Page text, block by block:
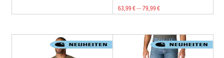
63,99 € — 79,99 €